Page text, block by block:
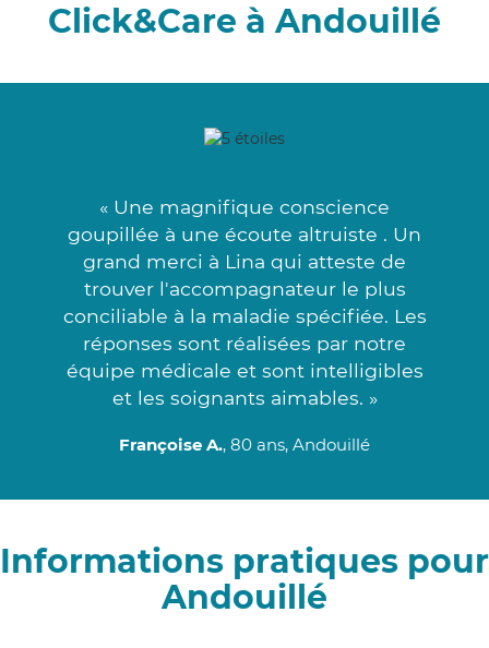
Click&Care à Andouillé
« Une magnifique conscience
goupillée à une écoute altruiste . Un
grand merci à Lina qui atteste de
trouver l'accompagnateur le plus
conciliable à la maladie spécifiée. Les
réponses sont réalisées par notre
équipe médicale et sont intelligibles
et les soignants aimables. »
Françoise A., 80 ans, Andouillé
Informations pratiques pour
Andouillé